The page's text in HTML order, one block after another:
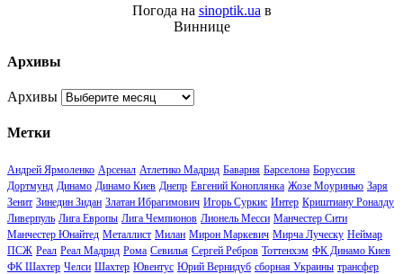
Погода на sinoptik.ua в
Виннице
Архивы
Архивы
Метки
Андрей Ярмоленко Арсенал Атлетико Мадрид Бавария Барселона Боруссия
Дортмунд Динамо Динамо Киев Днепр Евгений Коноплянка Жозе Моуринью Заря
Зенит Зинедин Зидан Златан Ибрагимович Игорь Суркис Интер Криштиану Роналду
Ливерпуль Лига Европы Лига Чемпионов Лионель Месси Манчестер Сити
Манчестер Юнайтед Металлист Милан Мирон Маркевич Мирча Луческу Неймар
ПСЖ Реал Реал Мадрид Рома Севилья Сергей Ребров Тоттенхэм ФК Динамо Киев
ФК Шахтер Челси Шахтер Ювентус Юрий Вернидуб сборная Украины трансфер